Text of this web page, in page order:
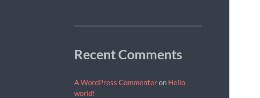
Recent Comments
A WordPress Commenteron Hello
world!